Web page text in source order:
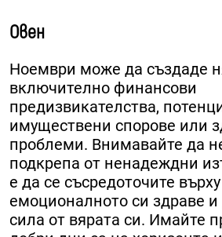
Овен
Ноември може да създаде
включително финансови
предизвикателства,
имуществени спорове или
проблеми. Внимавайте да
подкрепа от ненадеждни
е да се съсредоточите върху
емоционалното си здраве и
сила от вярата си. Имайте